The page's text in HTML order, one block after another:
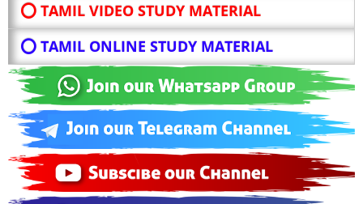
⭕ TAMIL VIDEO STUDY MATERIAL
⭕ TAMIL ONLINE STUDY MATERIAL